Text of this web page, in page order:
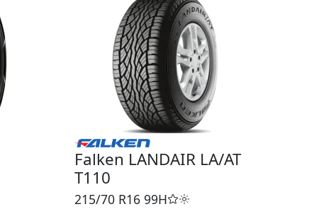
Falken LANDAIR LA/AT
T110
215/70 R16 99H